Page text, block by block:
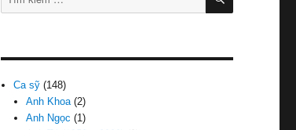
kiếm:
Ca sỹ (148)
Anh Khoa(2)
Anh Ngọc (1)